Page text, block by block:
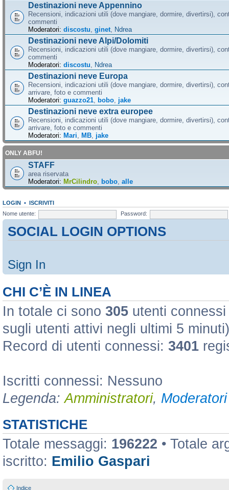
Destinazioni neve Appennino
Recensioni, indicazioni utili (dove mangiare, dormire, divertirsi),
commenti
Moderatori: discostu ginet Ndrea
Destinazioni neve Alpi/Dolomiti
Recensioni, indicazioni utili (dove mangiare, dormire, divertirsi),
commenti
Moderatori: discostu Ndrea
Destinazioni neve Europa
Recensioni, indicazioni utili (dove mangiare, dormire, divertirsi),
arrivare, foto e commenti
Moderatori: guazzo21 bobo jake
Destinazioni neve extra europee
Recensioni, indicazioni utili (dove mangiare, dormire, divertirsi),
arrivare, foto e commenti
Moderatori: Mari MB jake
ONLY ABFU!
STAFF
area riservata
Moderatori: MrCilindro bobo alle
LOGIN • ISCRIVITI
Nome utente:
Password:
SOCIAL LOGIN OPTIONS
Sign In
CHI C’È IN LINEA
In totale ci sono 305 utenti
sugli utenti attivi negli ultimi 5 minuti)
Record di utenti connessi: 3401
Iscritti connessi: Nessuno
Legenda:Amministratori,
STATISTICHE
Totale messaggi: 196222 • Totale
iscritto: Emilio Gaspari
Indice